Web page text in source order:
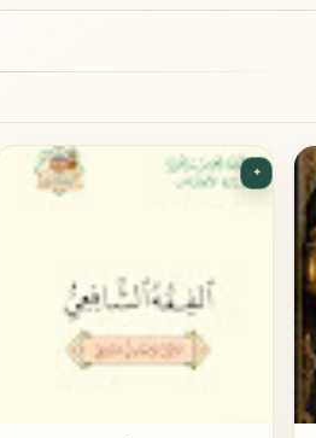
✦